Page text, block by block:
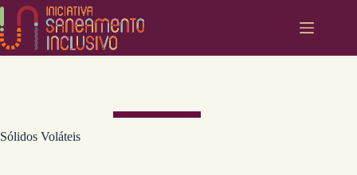
Pular
o
conteúdo
Sólidos Voláteis